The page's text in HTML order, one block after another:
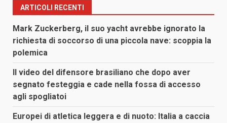
ARTICOLI RECENTI
Mark Zuckerberg, il suo yacht avrebbe ignorato la
richiesta di soccorso di una piccola nave: scoppia la
polemica
Il video del difensore brasiliano che dopo aver
segnato festeggia e cade nella fossa di accesso
agli spogliatoi
Europei di atletica leggera e di nuoto: Italia a caccia